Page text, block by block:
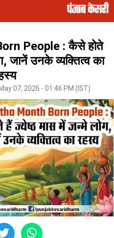
People : कैसे होते
जानें उनके व्यक्तित्व का
07, 2026 - 01:46 PM (IST)